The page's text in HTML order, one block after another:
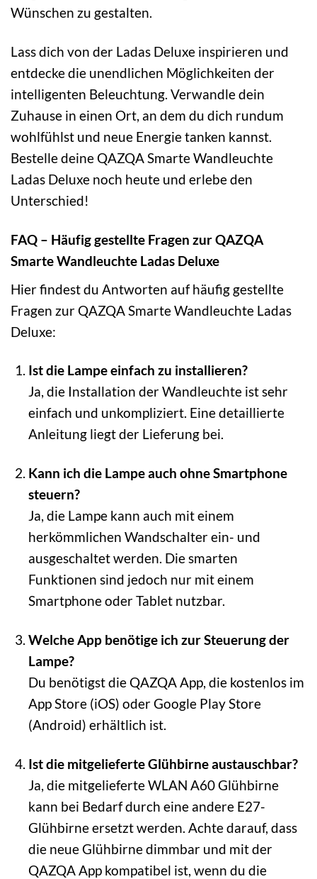
Wünschen zu gestalten.
Lass dich von der Ladas Deluxe inspirieren und
entdecke die unendlichen Möglichkeiten der
intelligenten Beleuchtung. Verwandle dein
Zuhause in einen Ort, an dem du dich rundum
wohlfühlst und neue Energie tanken kannst.
Bestelle deine QAZQA Smarte Wandleuchte
Ladas Deluxe noch heute und erlebe den
Unterschied!
FAQ – Häufig gestellte Fragen zur QAZQA
Smarte Wandleuchte Ladas Deluxe
Hier findest du Antworten auf häufig gestellte
Fragen zur QAZQA Smarte Wandleuchte Ladas
Deluxe:
Ist die Lampe einfach zu installieren?
Ja, die Installation der Wandleuchte ist sehr
einfach und unkompliziert. Eine detaillierte
Anleitung liegt der Lieferung bei.
Kann ich die Lampe auch ohne Smartphone
steuern?
Ja, die Lampe kann auch mit einem
herkömmlichen Wandschalter ein- und
ausgeschaltet werden. Die smarten
Funktionen sind jedoch nur mit einem
Smartphone oder Tablet nutzbar.
Welche App benötige ich zur Steuerung der
Lampe?
Du benötigst die QAZQA App, die kostenlos im
App Store (iOS) oder Google Play Store
(Android) erhältlich ist.
Ist die mitgelieferte Glühbirne austauschbar?
Ja, die mitgelieferte WLAN A60 Glühbirne
kann bei Bedarf durch eine andere E27-
Glühbirne ersetzt werden. Achte darauf, dass
die neue Glühbirne dimmbar und mit der
QAZQA App kompatibel ist, wenn du die